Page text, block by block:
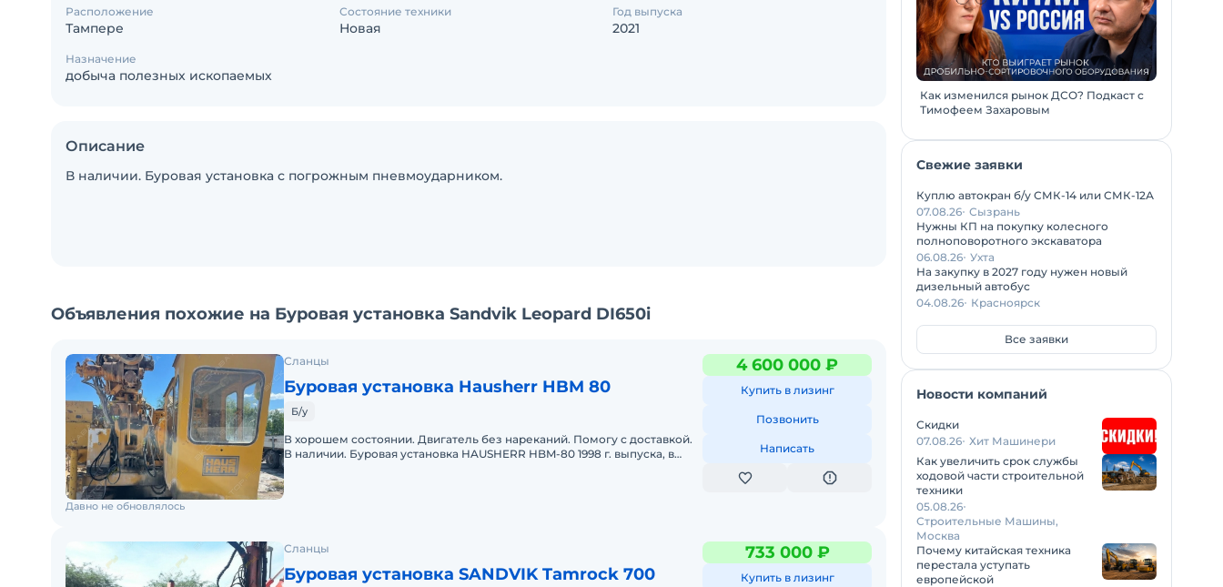
Расположение
Тампере
Состояние техники
Новая
Год выпуска
2021
Назначение
добыча полезных ископаемых
Описание
В наличии. Буровая установка с погрожным пневмоударником.
Объявления похожие на Буровая установка Sandvik Leopard DI650i
Сланцы
Буровая установка Hausherr HBM 80
Б/у
В хорошем состоянии. Двигатель без нареканий. Помогу с доставкой.
В наличии. Буровая установка HAUSHERR HBM-80 1998 г. выпуска, в
4 600 000 ₽
Купить в лизинг
Позвонить
Написать
Давно не обновлялось
Сланцы
Буровая установка SANDVIK Tamrock 700
733 000 ₽
Купить в лизинг
Как изменился рынок ДСО? Подкаст с
Тимофеем Захаровым
Свежие заявки
Куплю автокран б/у СМК-14 или СМК-12А
07.08.26 Сызрань
Нужны КП на покупку колесного
полноповоротного экскаватора
06.08.26 Ухта
На закупку в 2027 году нужен новый
дизельный автобус
04.08.26 Красноярск
Все заявки
Новости компаний
Скидки
07.08.26 Хит Машинери
Как увеличить срок службы
ходовой части строительной
техники
05.08.26
Строительные Машины,
Москва
Почему китайская техника
перестала уступать
европейской